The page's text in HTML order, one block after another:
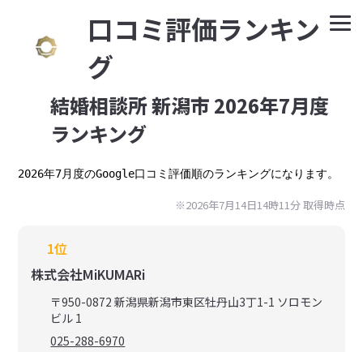
⼝コミ評価ランキン
グ
結婚相談所 新潟市 2026年7月度
ランキング
2026年7月度のGoogle口コミ評価順のランキングになります。
※2026年7月14日14時11分 取得時点
1位
株式会社MiKUMARi
〒950-0872 新潟県新潟市東区牡丹山3丁1-1 ソロモン
ビル 1
025-288-6970